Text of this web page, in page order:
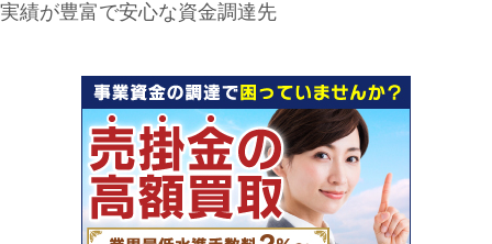
実績が豊富で安心な資金調達先